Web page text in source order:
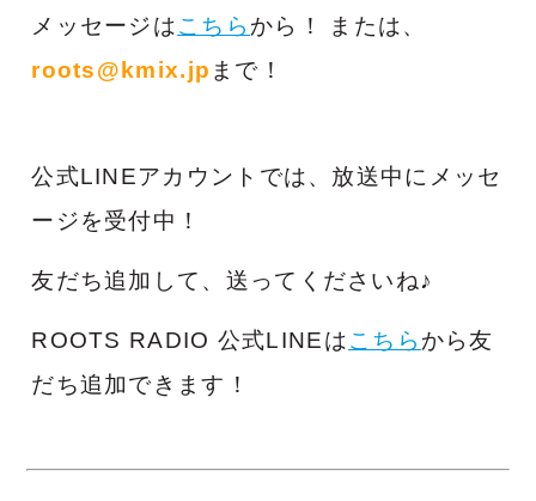
メッセージはこちら から！
または、
roots@kmix.jp まで！
公式LINEアカウントでは、放送中にメッセ
ージを受付中！
友だち追加して、送ってくださいね♪
ROOTS RADIO 公式LINEはこちら から友
だち追加できます！